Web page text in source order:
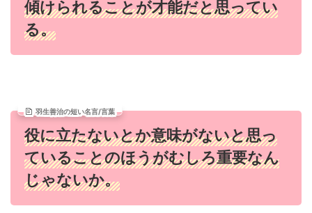
傾けられることが才能だと思ってい
る。
羽生善治の短い名言/言葉
役に立たないとか意味がないと思っ
ていることのほうがむしろ重要なん
じゃないか。